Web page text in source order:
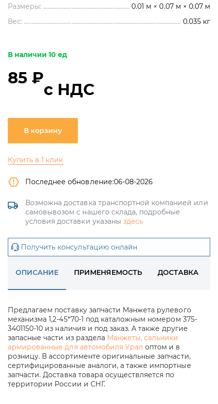
Размеры:
0.01 м × 0.07 м × 0.07 м
Вес:
0.035 кг
В наличии 10 ед
85 ₽
с НДС
В корзину
Купить в 1 клик
Последнее обновление:06-08-2026
Возможна доставка транспортной компанией или
самовывозом с нашего склада, подробные
условия доставки указаны здесь
Получить консультацию онлайн
ОПИСАНИЕ ПРИМЕНЯЕМОСТЬ ДОСТАВКА
Предлагаем поставку запчасти Манжета рулевого
механизма 1,2-45*70-1 под каталожным номером 375-
3401150-10 из наличия и под заказ. А также другие
запасные части из раздела Манжеты, сальники
армированные для автомобиля Урал оптом и в
розницу. В ассортименте оригинальные запчасти,
сертифицированные аналоги, а также импортные
запчасти. Доставка товара осуществляется по
территории России и СНГ.